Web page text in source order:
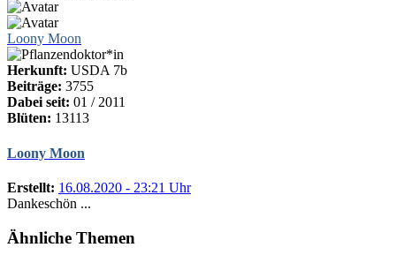
Loony Moon
Herkunft: USDA 7b
Beiträge: 3755
Dabei seit: 01 / 2011
Blüten: 13113
Loony Moon
Erstellt: 16.08.2020 - 23:21 Uhr
Dankeschön ...
Ähnliche Themen